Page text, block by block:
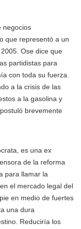
negocios
que representó a un
Ose dice que
partidistas para
con toda su fuerza.
a la crisis de las
a la gasolina y
brevemente
es una ex
de la reforma
para llamar la
el mercado legal del
en medio de fuertes
una dura
Reduciría los